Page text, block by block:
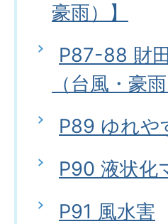
豪雨）】
P87-88 財
（台風・豪雨
P89 ゆれや
P90 液状化
P91 風水害